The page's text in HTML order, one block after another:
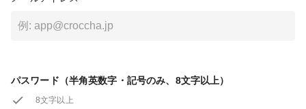
パスワード（半角英数字・記号のみ、8文字以上）
8文字以上